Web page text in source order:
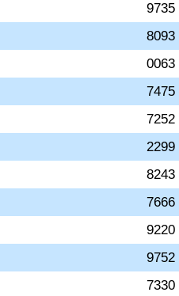
9735
8093
0063
7475
7252
2299
8243
7666
9220
9752
7330